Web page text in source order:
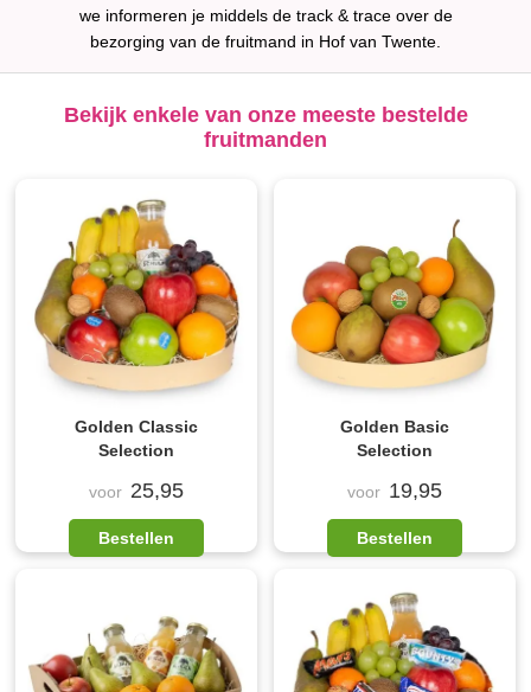
we informeren je middels de track & trace over de
bezorging van de fruitmand in Hof van Twente.
Bekijk enkele van onze meeste bestelde
fruitmanden
Golden Classic
Selection
voor 25,95
Bestellen
Golden Basic
Selection
voor 19,95
Bestellen